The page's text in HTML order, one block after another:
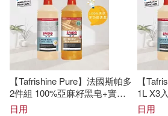
葛天勤(1) 薪鹽(1)
蘇言、徐剛(1) 蘭天(1)
蘭天律師(1)
浙江文藝出版社(1)
海峽文藝出版社(1)
清大出版社(1) 測繪出版
【Tafrishine Pure】法國斯帕多
2件組 100%亞麻籽黑皂+實木
複合地板 多功能除垢清潔劑(*
日用
【
1L X3
能(地
日用